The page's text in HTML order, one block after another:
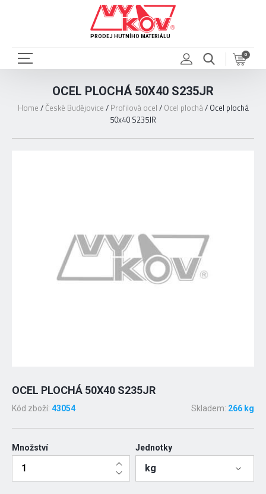
PRODEJ HUTNÍHO MATERIÁLU
0
OCEL PLOCHÁ 50X40 S235JR
Home / České Budějovice / Profilová ocel / Ocel plochá/ Ocel plochá
50x40 S235JR
OCEL PLOCHÁ 50X40 S235JR
Kód zboží: 43054 Skladem: 266 kg
Množství Jednotky
kg